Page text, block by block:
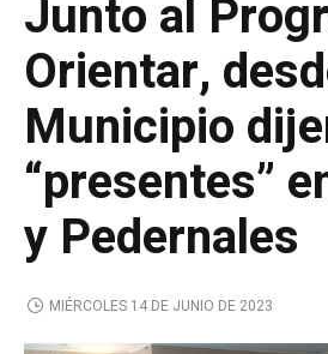
Junto al
Orientar,
Municipio
“presentes”
y Pedernales
MIÉRCOLES 14 DE JUNIO DE 2023